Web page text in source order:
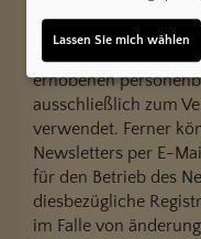
Verantwortlichen.
Die im Rahmen
erhobenen
ausschließlich zum
verwendet. Ferner
Newsletters per E-
für den Betrieb des
diesbezügliche
im Falle von
Lassen Sie mich wählen